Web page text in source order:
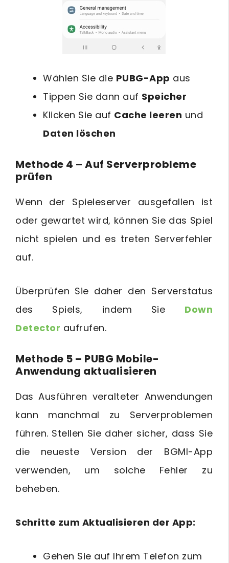
Wählen Sie die PUBG-App aus
Tippen Sie dann auf Speicher
Klicken Sie auf Cache leeren und
Daten löschen
Methode 4 – Auf Serverprobleme
prüfen
Wenn der Spieleserver ausgefallen ist
oder gewartet wird, können Sie das Spiel
nicht spielen und es treten Serverfehler
auf.
Überprüfen Sie daher den Serverstatus
des Spiels, indem Sie Down
Detector aufrufen.
Methode 5 – PUBG Mobile-
Anwendung aktualisieren
Das Ausführen veralteter Anwendungen
kann manchmal zu Serverproblemen
führen. Stellen Sie daher sicher, dass Sie
die neueste Version der BGMI-App
verwenden, um solche Fehler zu
beheben.
Schritte zum Aktualisieren der App:
Gehen Sie auf Ihrem Telefon zum